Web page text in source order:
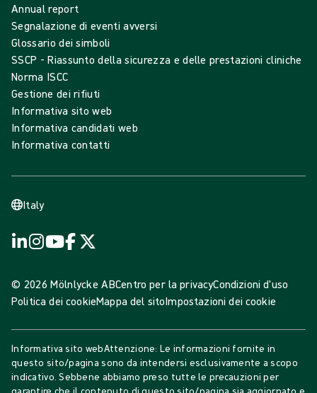
Annual report
Segnalazione di eventi avversi
Glossario dei simboli
SSCP - Riassunto della sicurezza e delle prestazioni cliniche
Norma ISCC
Gestione dei rifiuti
Informativa sito web
Informativa candidati web
Informativa contatti
Italy
© 2026 Mölnlycke ABCentro per la privacyCondizioni d'uso
Politica dei cookieMappa del sitoImpostazioni dei cookie
Informativa sito webAttenzione: Le informazioni fornite in
questo sito/pagina sono da intendersi esclusivamente a scopo
indicativo. Sebbene abbiamo preso tutte le precauzioni per